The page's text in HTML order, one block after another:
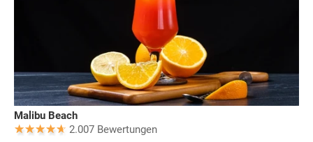
Malibu Beach
2.007 Bewertungen